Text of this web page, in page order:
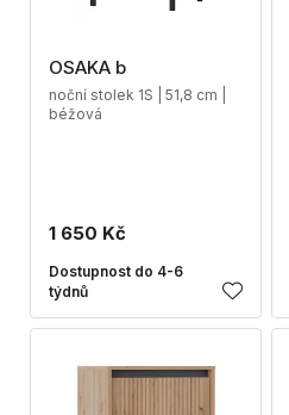
OSAKA b
noční stolek 1S | 51,8 cm |
béžová
1 650 Kč
Dostupnost do 4-6
týdnů